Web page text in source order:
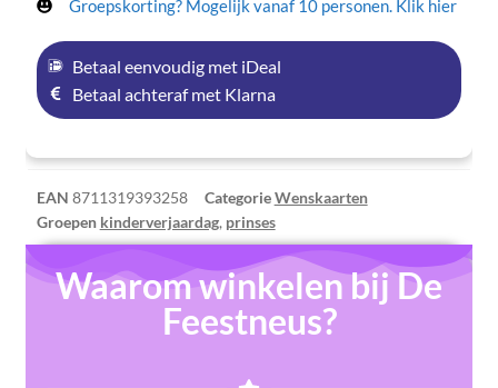
Groepskorting? Mogelijk vanaf 10 personen. Klik hier
Betaal eenvoudig met iDeal
Betaal achteraf met Klarna
EAN 8711319393258 CategorieWenskaarten
Groepen kinderverjaardag, prinses
Waarom winkelen bij De
Feestneus?